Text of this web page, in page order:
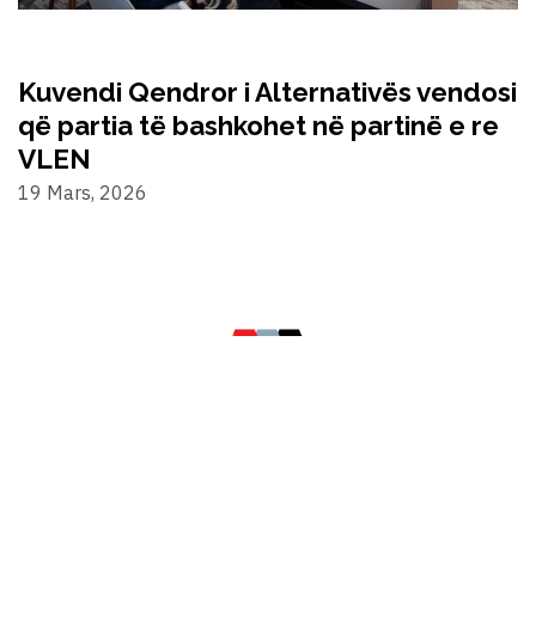
Kuvendi Qendror i Alternativës vendosi
që partia të bashkohet në partinë e re
VLEN
19 Mars, 2026